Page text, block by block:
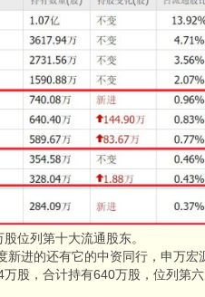
位列第十大流通股东。
新进的还有它的中资同行，申万
股，合计持有640万股，位列第